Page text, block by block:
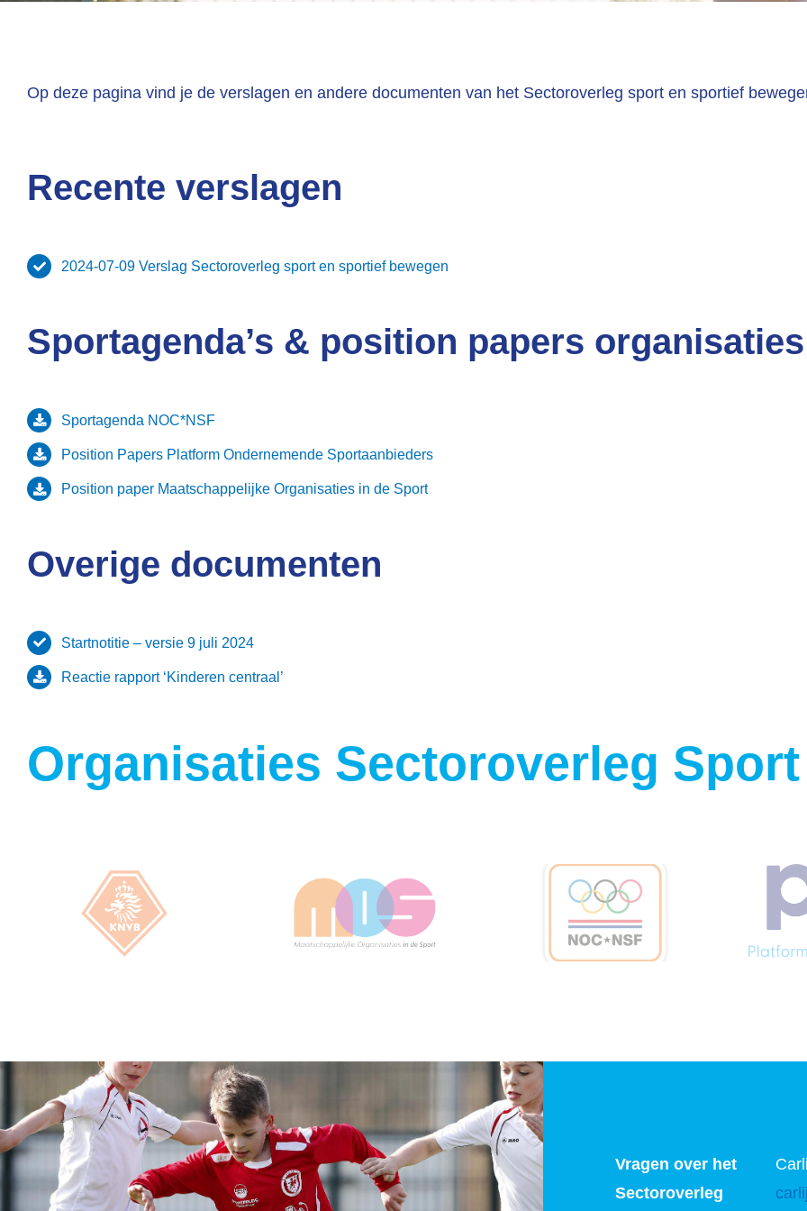
Op deze pagina vind je de verslagen en andere documenten van het Sectoroverleg sport en sportief
Recente verslagen
2024-07-09 Verslag Sectoroverleg sport en sportief bewegen
Sportagenda’s & position papers organisaties
Sportagenda NOC*NSF
Position Papers Platform Ondernemende Sportaanbieders
Position paper Maatschappelijke Organisaties in de Sport
Overige documenten
Startnotitie – versie 9 juli 2024
Reactie rapport ‘Kinderen centraal’
Organisaties Sectoroverleg Sport
Vragen over het
Sectoroverleg